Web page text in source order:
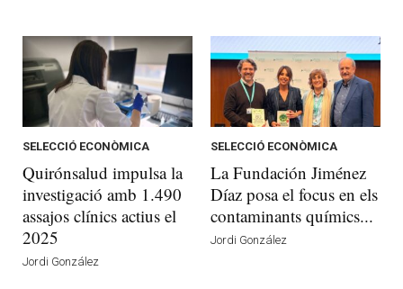
SELECCIÓ ECONÒMICA
Quirónsalud impulsa la
investigació amb 1.490
assajos clínics actius el
2025
Jordi González
SELECCIÓ ECONÒMICA
La Fundación Jiménez
Díaz posa el focus en els
contaminants químics...
Jordi González